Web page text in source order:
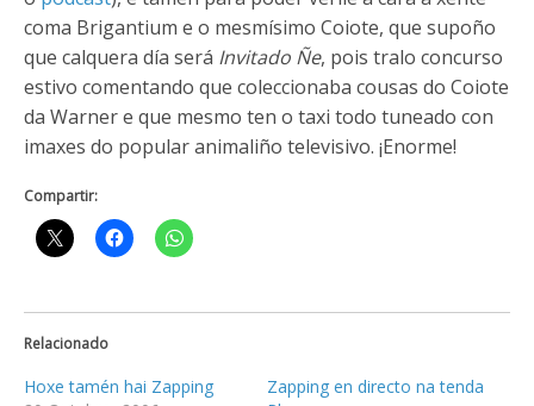
coma Brigantium e o mesmísimo Coiote, que supoño
que calquera día será Invitado Ñe, pois tralo concurso
estivo comentando que coleccionaba cousas do Coiote
da Warner e que mesmo ten o taxi todo tuneado con
imaxes do popular animaliño televisivo. ¡Enorme!
Compartir:
Relacionado
Hoxe tamén hai Zapping
Zapping en directo na tenda